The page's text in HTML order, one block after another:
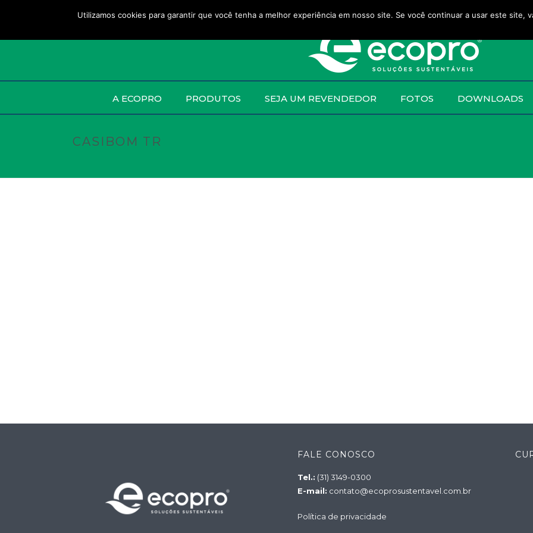
A ECOPRO PRODUTOS SEJA UM REVENDEDOR FOTOS DOWNLOADS
CASIBOM TR
FALE CONOSCO
Tel.: (31) 3149-0300
E-mail: contato@ecoprosustentavel.com.br
Política de privacidade
Utilizamos cookies para garantir que você tenha a melhor experiência em nosso site. Se você continuar a usar este site,